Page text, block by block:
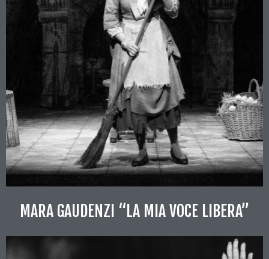
MARA GAUDENZI “LA MIA VOCE LIBERA”